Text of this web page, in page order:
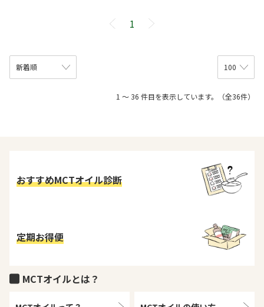
1
1 ～ 36 件目を表示しています。（全36件）
おすすめMCTオイル診断
定期お得便
MCTオイルとは？